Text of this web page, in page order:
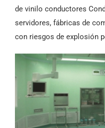
de vinilo conductores
servidores, fábricas de
con riesgos de explosión